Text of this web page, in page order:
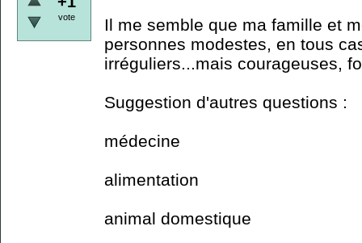
vote
Il me semble que ma famille et
personnes modestes, en tous
irréguliers...mais courageuses,
Suggestion d'autres questions :
médecine
alimentation
animal domestique